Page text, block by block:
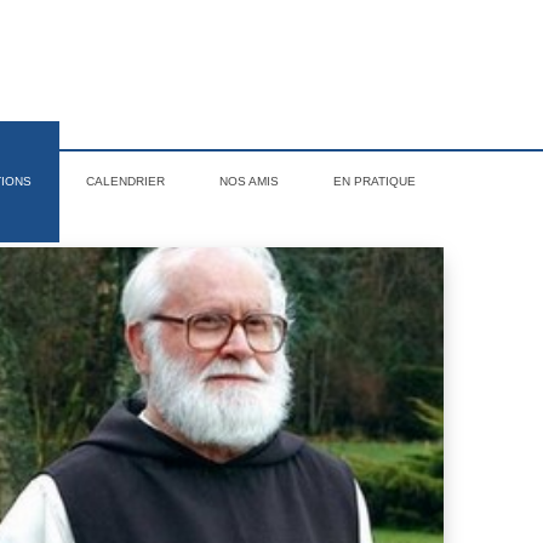
CALENDRIER NOS AMIS EN PRATIQUE